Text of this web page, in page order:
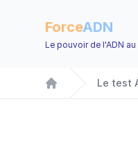
ForceADN
Le pouvoir de l'ADN
Accueil
Le test